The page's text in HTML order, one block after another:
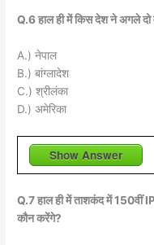
Q.6 हाल ही में किस देश ने अगले दो
A.) नेपाल
B.) बांग्लादेश
C.) श्रीलंका
D.) अमेरिका
Show Answer
Q.7 हाल ही में ताशकंद में 150वीं
कौन करेंगे?